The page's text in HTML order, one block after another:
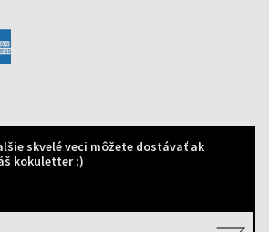
skvelé veci môžete dostávať ak
kokuletter :)